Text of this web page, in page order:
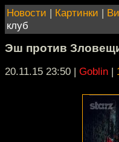
Новости | Картинки |
клуб
Эш против
20.11.15 23:50 | Goblin |